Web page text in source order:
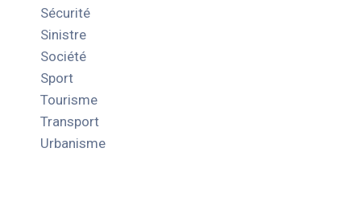
Sécurité
Sinistre
Société
Sport
Tourisme
Transport
Urbanisme